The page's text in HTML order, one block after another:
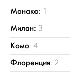
Монако: 1
Милан: 3
Комо: 4
Флоренция: 2